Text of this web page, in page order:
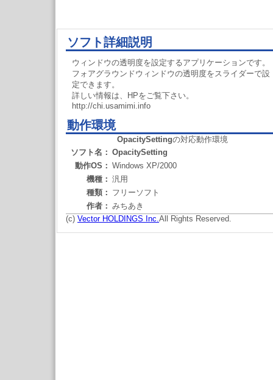
ソフト詳細説明
ウィンドウの透明度を設定するアプリケーションです。
フォアグラウンドウィンドウの透明度をスライダーで設
定できます。
詳しい情報は、HPをご覧下さい。
http://chi.usamimi.info
動作環境
OpacitySettingの対応動作環境
ソフト名： OpacitySetting
動作OS： Windows XP/2000
機種： 汎用
種類： フリーソフト
作者： みちあき
(c) Vector HOLDINGS Inc.All Rights Reserved.